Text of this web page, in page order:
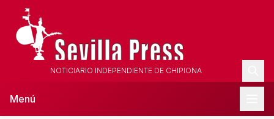
NOTICIARIO INDEPENDIENTE DE CHIPIONA
Menú